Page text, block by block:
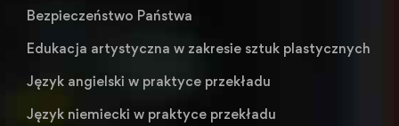
Bezpieczeństwo Państwa
Edukacja artystyczna w zakresie sztuk plastycznych
Język angielski w praktyce przekładu
Język niemiecki w praktyce przekładu